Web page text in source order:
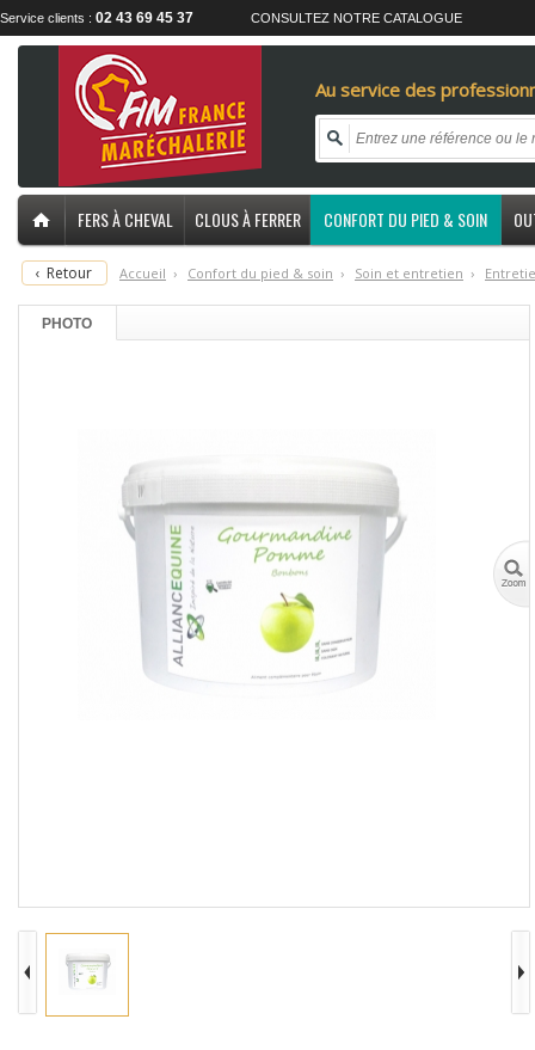
Service clients : 02 43 69 45 37 CONSULTEZ NOTRE CATALOGUE
Au service des
FERS À CHEVAL CLOUS À FERRER CONFORT DU PIED & SOIN
‹ Retour Accueil › Confort du pied & soin › Soin et entretien › E
PHOTO